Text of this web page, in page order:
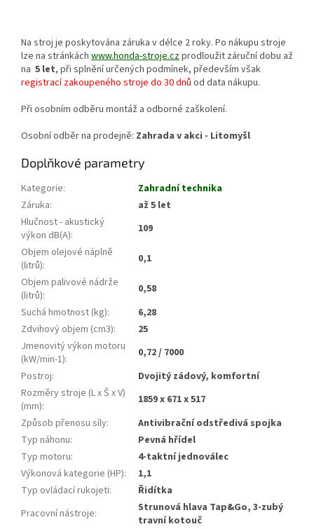
Na stroj je poskytována záruka v délce 2 roky. Po nákupu stroje
lze na stránkách www.honda-stroje.czprodloužit záruční dobu až
na 5 let, při splnění určených podmínek, především však
registrací zakoupeného stroje do 30 dnů od data nákupu.
Při osobním odběru montáž a odborné zaškolení.
Osobní odběr na prodejně: Zahrada v akci - Litomyšl
Doplňkové parametry
Kategorie:
Zahradní technika
Záruka:
až 5 let
Hlučnost - akustický
výkon dB(A):
109
Objem olejové náplně
(litrů):
0,1
Objem palivové nádrže
(litrů):
0,58
Suchá hmotnost (kg):
6,28
Zdvihový objem (cm3):
25
Jmenovitý výkon motoru
(kW/min-1):
0,72 / 7000
Postroj:
Dvojitý zádový, komfortní
Rozměry stroje (L x Š x V)
(mm):
1859 x 671 x 517
Způsob přenosu síly:
Antivibrační odstředivá spojka
Typ náhonu:
Pevná hřídel
Typ motoru:
4-taktní jednoválec
Výkonová kategorie (HP):
1,1
Typ ovládací rukojeti:
Řidítka
Pracovní nástroje:
Strunová hlava Tap&Go, 3-zubý
travní kotouč